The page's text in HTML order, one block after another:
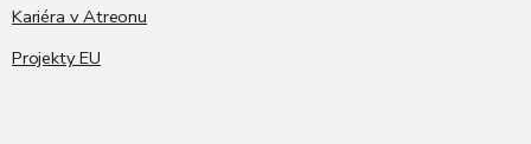
Kariéra v Atreonu
Projekty EU